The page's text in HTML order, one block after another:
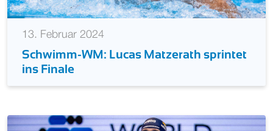
13. Februar 2024
Schwimm-WM: Lucas Matzerath sprintet
ins Finale